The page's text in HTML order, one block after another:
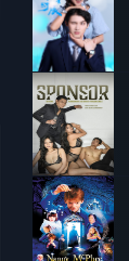
Tinh Lạc Ngưng
Thành Đường
The Starry Love